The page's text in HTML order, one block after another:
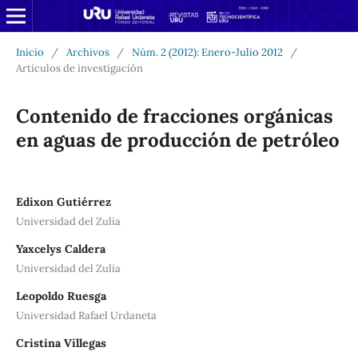
Inicio / Archivos / Núm. 2 (2012): Enero-Julio 2012
/
Artículos de investigación
Contenido de fracciones orgánicas
en aguas de producción de petróleo
Edixon Gutiérrez
Universidad del Zulia
Yaxcelys Caldera
Universidad del Zulia
Leopoldo Ruesga
Universidad Rafael Urdaneta
Cristina Villegas